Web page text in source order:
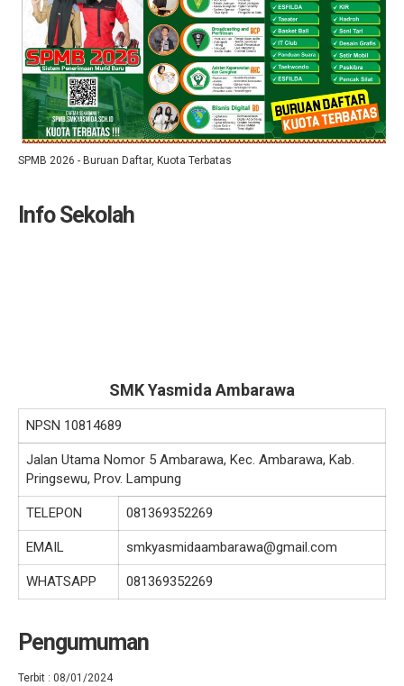
SPMB 2026 - Buruan Daftar, Kuota Terbatas
Info Sekolah
SMK Yasmida Ambarawa
NPSN 10814689
Jalan Utama Nomor 5 Ambarawa, Kec. Ambarawa, Kab.
Pringsewu, Prov. Lampung
TELEPON 081369352269
EMAIL smkyasmidaambarawa@gmail.com
WHATSAPP 081369352269
Pengumuman
Terbit : 08/01/2024